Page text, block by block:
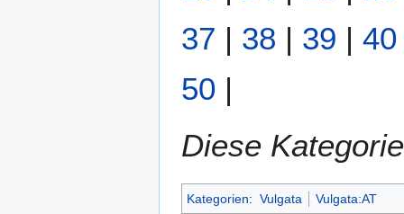
37 | 38 | 39 | 40
50 |
Diese
Kategorien: Vulgata Vulgata:AT